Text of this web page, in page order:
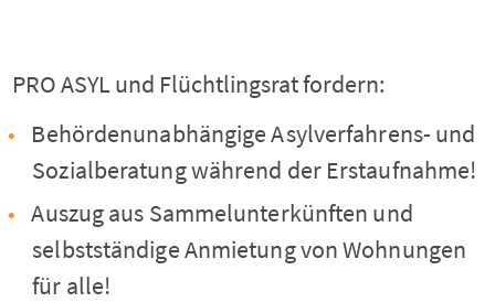
PRO ASYL und Flüchtlingsrat fordern:
Behördenunabhängige Asylverfahrens- und
Sozialberatung während der Erstaufnahme!
Auszug aus Sammelunterkünften und
selbstständige Anmietung von Wohnungen
für alle!